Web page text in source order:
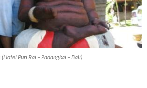
Puri Rai – Padangbai – Bali)